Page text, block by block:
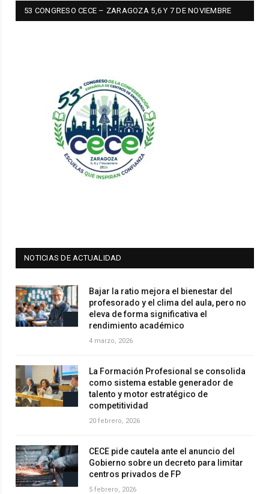
53 CONGRESO CECE – ZARAGOZA 5,6 Y 7 DE NOVIEMBRE
NOTICIAS DE ACTUALIDAD
Bajar la ratio mejora el bienestar del
profesorado y el clima del aula, pero no
eleva de forma significativa el
rendimiento académico
4 marzo, 2026
La Formación Profesional se consolida
como sistema estable generador de
talento y motor estratégico de
competitividad
20 febrero, 2026
CECE pide cautela ante el anuncio del
Gobierno sobre un decreto para limitar
centros privados de FP
5 febrero, 2026